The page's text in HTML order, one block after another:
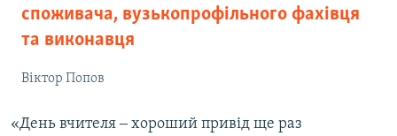
споживача, вузькопрофільного фахівця
та виконавця
Віктор Попов
«День вчителя ‒ хороший привід ще раз